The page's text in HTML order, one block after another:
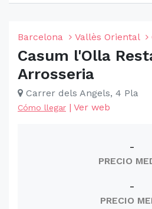
Barcelona Vallès Oriental
Casum l'Olla
Arrosseria
Carrer dels Angels, 4 Pla
Cómo llegar | Ver web
-
PRECIO
-
PRECIO